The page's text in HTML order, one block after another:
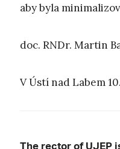
aby byla
doc. RNDr. Martin
V Ústí nad Labem